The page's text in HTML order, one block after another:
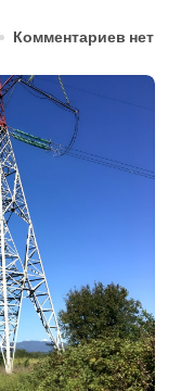
Комментариев нет